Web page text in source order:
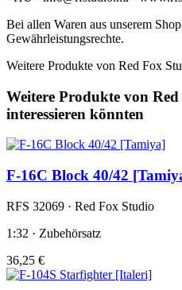
Bei allen Waren aus unserem
Gewährleistungsrechte.
Weitere Produkte von Red Fox
Weitere Produkte von
interessieren könnten
F-16C Block 40/42
RFS 32069 · Red Fox Studio
1:32 · Zubehörsatz
36,25 €